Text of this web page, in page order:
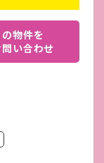
の物件を
問い合わせ